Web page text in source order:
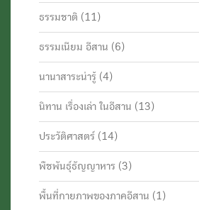
ธรรมชาติ (11)
ธรรมเนียม อีสาน (6)
นานาสาระน่ารู้ (4)
นิทาน เรื่องเล่า ในอีสาน (13)
ประวัติศาสตร์ (14)
พืชพันธุ์ธัญญาหาร (3)
พื้นที่กายภาพของภาคอีสาน (1)